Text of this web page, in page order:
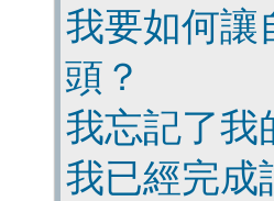
我要如何讓
頭？
我忘記了我
我已經完成